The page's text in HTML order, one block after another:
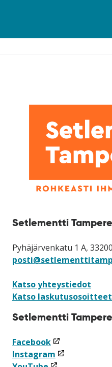
Setlementti
Pyhäjärvenkatu 1 A,
Katso yhteystiedot
Katso
Setlementti
Facebook(linkki
avataan
Instagram (linkki